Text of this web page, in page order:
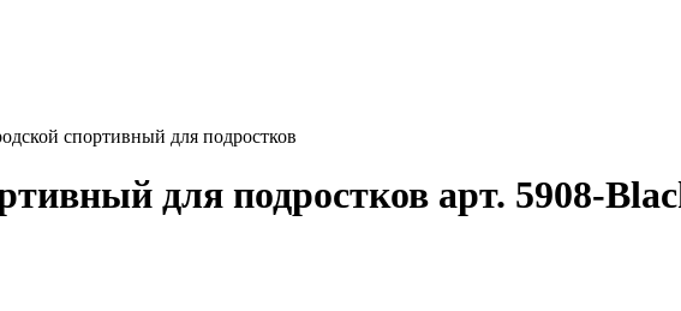
спортивный для подростков
для подростков арт. 5908-